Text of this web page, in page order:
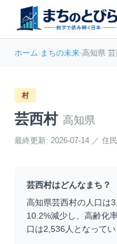
ホーム›まちの未来›高知県
村
芸西村 高知県
最終更新: 2026-07-14 ／ 住
芸西村はどんなまち？
高知県芸西村の人口は
10.2%減少し、高齢化
口は2,536 人となってい